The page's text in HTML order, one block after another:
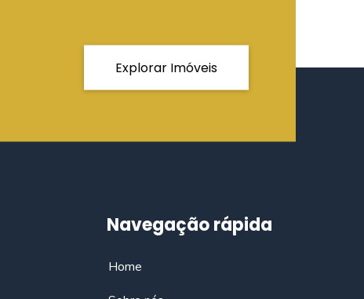
Explorar Imóveis
Navegação rápida
Home